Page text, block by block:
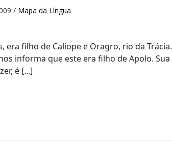
/ Mapa da Língua
era filho de Calíope e Oragro, rio da Trácia.
informa que este era filho de Apolo. Sua
é [...]